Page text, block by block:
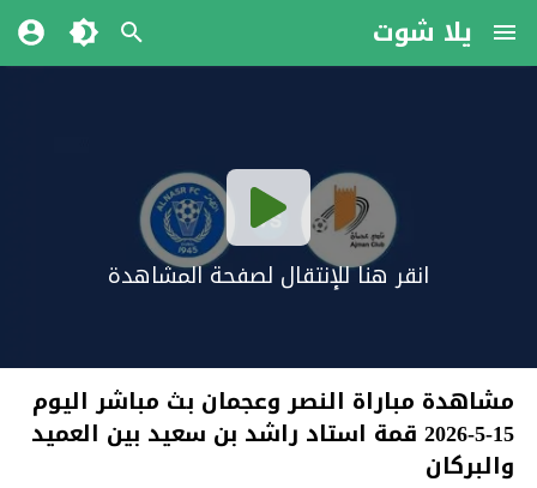
يلا شوت
انقر هنا للإنتقال لصفحة المشاهدة
مشاهدة مباراة النصر وعجمان بث مباشر اليوم
15-5-2026 قمة استاد راشد بن سعيد بين العميد
والبركان